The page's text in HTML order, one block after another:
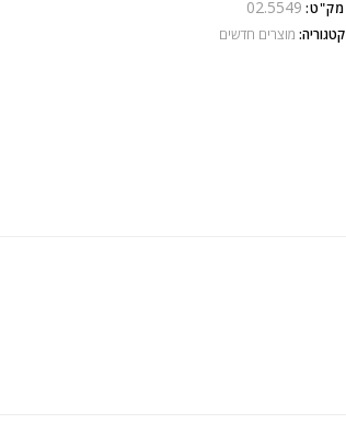
מק"ט: 02.5549
קטגוריה: מוצרים חדשים